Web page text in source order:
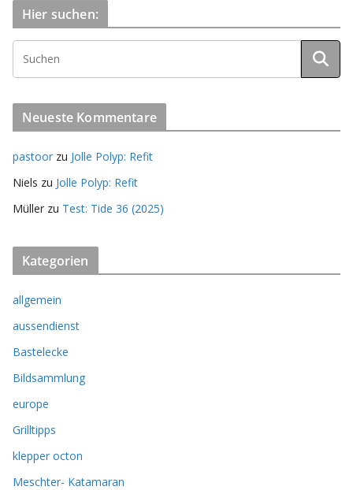
Hier suchen:
Neueste Kommentare
pastoor zu Jolle Polyp: Refit
Niels zu Jolle Polyp: Refit
Müller zu Test: Tide 36 (2025)
Kategorien
allgemein
aussendienst
Bastelecke
Bildsammlung
europe
Grilltipps
klepper octon
Meschter- Katamaran